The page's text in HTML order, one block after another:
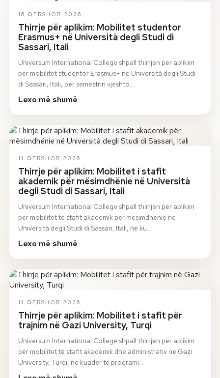
16 QERSHOR 2026
Thirrje për aplikim: Mobilitet studentor
Erasmus+ në Università degli Studi di
Sassari, Itali
Universum International College shpall thirrjen për aplikim
për mobilitet studentor Erasmus+ në Università degli Studi
di Sassari, Itali, për semestrin vjeshto…
Lexo më shumë
11 QERSHOR 2026
Thirrje për aplikim: Mobilitet i stafit
akademik për mësimdhënie në Università
degli Studi di Sassari, Itali
Universum International College shpall thirrjen për aplikim
për mobilitet të stafit akademik për mësimdhënie në
Università degli Studi di Sassari, Itali, në ku…
Lexo më shumë
11 QERSHOR 2026
Thirrje për aplikim: Mobilitet i stafit për
trajnim në Gazi University, Turqi
Universum International College shpall thirrjen për aplikim
për mobilitet të stafit akademik dhe administrativ në Gazi
University, Turqi, në kuadër të programi…